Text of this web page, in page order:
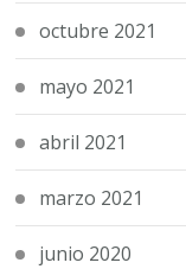
octubre 2021
mayo 2021
abril 2021
marzo 2021
junio 2020